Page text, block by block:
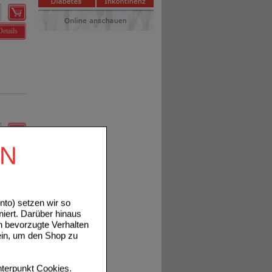
setzen wir so
Darüber hinaus
bevorzugte Verhalten
um den Shop zu
Cookies.
Details